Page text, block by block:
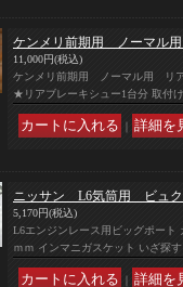
ケンメリ前期用 ノーマル
11,000円(税込)
ケンメリ前期用 ノーマル用 リ
★リアブレーキシュー1台分 取付
｜
ニッサン L6気筒用 ビュク
5,170円(税込)
L6エンジンレース用ビッグポー
ｍｍ インマニガスケット いざ探
｜